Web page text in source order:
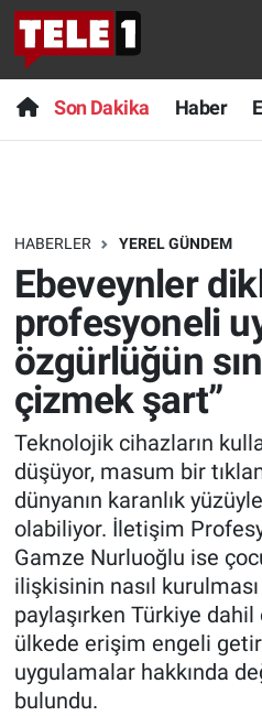
Son Dakika Haber
HABERLER YEREL GÜNDEM
Ebeveynler
profesyoneli
özgürlüğün
çizmek şart”
Teknolojik cihazların
düşüyor, masum bir
dünyanın karanlık
olabiliyor. İletişim
Gamze Nurluoğlu ise
ilişkisinin nasıl
paylaşırken Türkiye
ülkede erişim engeli
uygulamalar hakkında
bulundu.
Anında Manşet
Başka Sohbetler
Bilim turu
Bilim ve Teknoloji
Doğa Konuşuyor
Dünya
Ege Saati
Ege'den Esintiler
Eğitim
Eğlence
Ekonomi
Son Dakika
Haber
Dünya
Teknoloji
Sağlık
Spor
Yayın Akışı
İletişim
Nöbetçi Eczaneler
Hava Durumu
Trafik Durumu
Süper Lig Puan
Tüm Manşetler
Son Dakika Haberleri
Haber Arşivi